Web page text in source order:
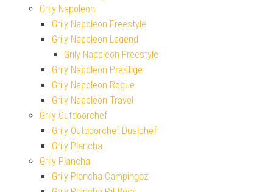
Grily Napoleon
Grily Napoleon Freestyle
Grily Napoleon Legend
Grily Napoleon Freestyle
Grily Napoleon Prestige
Grily Napoleon Rogue
Grily Napoleon Travel
Grily Outdoorchef
Grily Outdoorchef Dualchef
Grily Plancha
Grily Plancha
Grily Plancha Campingaz